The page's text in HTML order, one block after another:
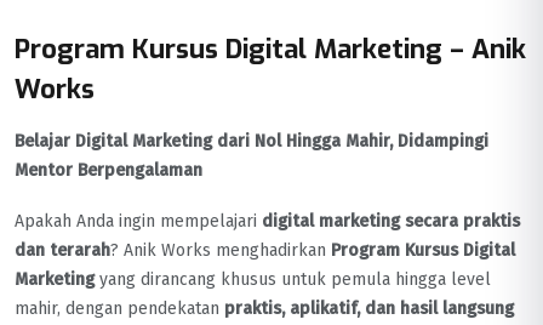
Program Kursus Digital Marketing – Anik
Works
Belajar Digital Marketing dari Nol Hingga Mahir, Didampingi
Mentor Berpengalaman
Apakah Anda ingin mempelajari digital marketing secara praktis
dan terarah? Anik Works menghadirkan Program Kursus Digital
Marketingyang dirancang khusus untuk pemula hingga level
mahir, dengan pendekatan praktis, aplikatif, dan hasil langsung